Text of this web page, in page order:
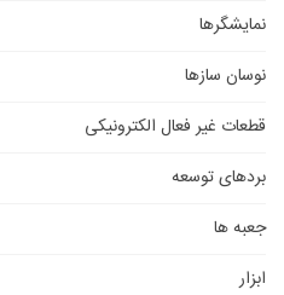
نمایشگرها
نوسان سازها
قطعات غیر فعال الکترونیکی
بردهای توسعه
جعبه ها
ابزار